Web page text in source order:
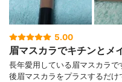
5.00
眉マスカラでキチンとメ
長年愛用している眉マスカラ
後眉マスカラをプラスするだ